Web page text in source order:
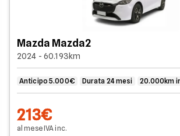
Mazda Mazda2
2024 - 60.193km
Anticipo 5.000€ Durata 24 mesi 20.000km
213€
al meseIVAinc.